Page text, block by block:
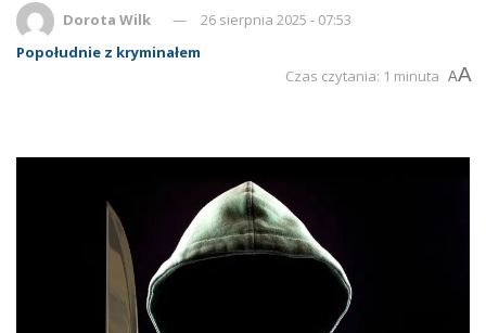
Dorota Wilk
26 sierpnia 2025 - 07:53
Popołudnie z kryminałem
Czas czytania: 1 minuta AA